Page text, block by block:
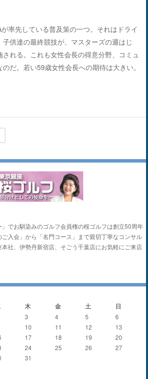
率先している普及策の一つ。それはドライ
供達の最終競技が、マスターズの週はじ
れる。これも女性会長の得意分野、コミュ
だ。若い59歳女性会長への期待は大きい。
」でお馴染みのゴルフ会員権の桜ゴルフは創立50周年
入会」から「名門コース」まで親切丁寧なコンサル
社、伊勢丹新宿店、そごう千葉店にお気軽にご来店
木 金 土 日
3 4 5
6
10 11 12
13
17 18 19
20
24 25 26
27
31